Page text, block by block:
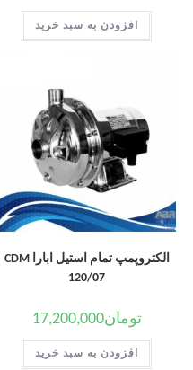
افزودن به سبد خرید
الکتروپمپ تمام استیل ابارا CDM
120/07
تومان17,200,000
افزودن به سبد خرید